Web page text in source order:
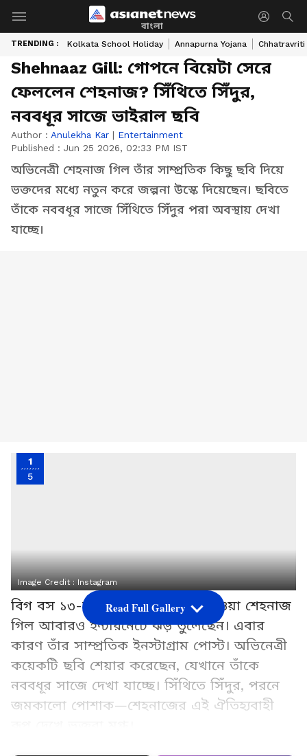
বাংলা
TRENDING : Kolkata School Holiday Annapurna Yojana Chhatravriti
Shehnaaz Gill: গোপনে বিয়েটা সেরে
ফেললেন শেহনাজ? সিঁথিতে সিঁদুর,
নববধূর সাজে ভাইরাল ছবি
Author : Anulekha Kar | Entertainment
Published : Jun 25 2026, 02:33 PM IST
অভিনেত্রী শেহনাজ গিল তাঁর সাম্প্রতিক কিছু ছবি দিয়ে
ভক্তদের মধ্যে নতুন করে জল্পনা উস্কে দিয়েছেন। ছবিতে
তাঁকে নববধূর সাজে সিঁথিতে সিঁদুর পরা অবস্থায় দেখা
যাচ্ছে।
1
5
Image Credit :Instagram
বিগ বস ১৩-র দৌলতে জনপ্রিয়তা পাওয়া শেহনাজ
গিল আবারও ইন্টারনেটে ঝড় তুলেছেন। এবার
কারণ তাঁর সাম্প্রতিক ইনস্টাগ্রাম পোস্ট। অভিনেত্রী
কয়েকটি ছবি শেয়ার করেছেন, যেখানে তাঁকে
নববধূর সাজে দেখা যাচ্ছে। সিঁথিতে সিঁদুর, পরনে
জমকালো পোশাক—শেহনাজের এই ঐতিহ্যবাহী
Read Full Gallery